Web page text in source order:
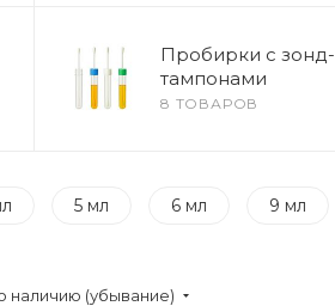
Пробирки с зонд-
тампонами
8 ТОВАРОВ
5 мл 6 мл 9 мл
наличию (убывание)